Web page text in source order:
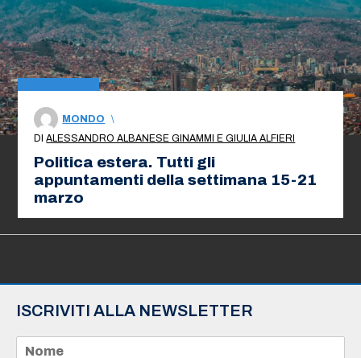
MONDO
\
DIALESSANDRO ALBANESE GINAMMI E GIULIA ALFIERI
Politica estera. Tutti gli
appuntamenti della settimana 15-21
marzo
ISCRIVITI ALLA NEWSLETTER